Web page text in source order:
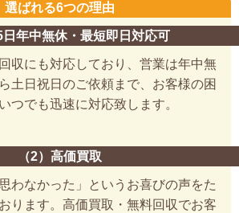
選ばれる6つの理由
日年中無休・最短即日対応可
収にも対応しており、営業は年中無
土日祝日のご依頼まで、お客様の困
つでも迅速に対応致します。
（2）高価買取
わなかった」というお喜びの声をた
ります。高価買取・無料回収でお客